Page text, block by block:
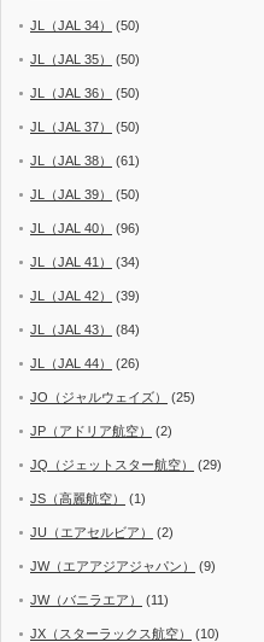
JL（JAL 34） (50)
JL（JAL 35） (50)
JL（JAL 36） (50)
JL（JAL 37） (50)
JL（JAL 38） (61)
JL（JAL 39） (50)
JL（JAL 40） (96)
JL（JAL 41） (34)
JL（JAL 42） (39)
JL（JAL 43） (84)
JL（JAL 44） (26)
JO（ジャルウェイズ） (25)
JP（アドリア航空） (2)
JQ（ジェットスター航空） (29)
JS（高麗航空） (1)
JU（エアセルビア） (2)
JW（エアアジアジャパン） (9)
JW（バニラエア） (11)
JX（スターラックス航空） (10)